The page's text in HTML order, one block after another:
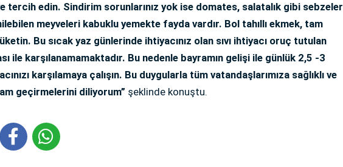
tercih edin. Sindirim sorunlarınız yok ise domates, salatalık gibi sebzeler
meyveleri kabuklu yemekte fayda vardır. Bol tahıllı ekmek, tam
Bu sıcak yaz günlerinde ihtiyacınız olan sıvı ihtiyacı oruç tutulan
ile karşılanamamaktadır. Bu nedenle bayramın gelişi ile günlük 2,5 -3
karşılamaya çalışın. Bu duygularla tüm vatandaşlarımıza sağlıklı ve
geçirmelerini diliyorum” şeklinde konuştu.